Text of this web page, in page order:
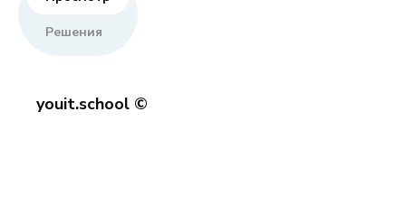
Решения
youit.school ©